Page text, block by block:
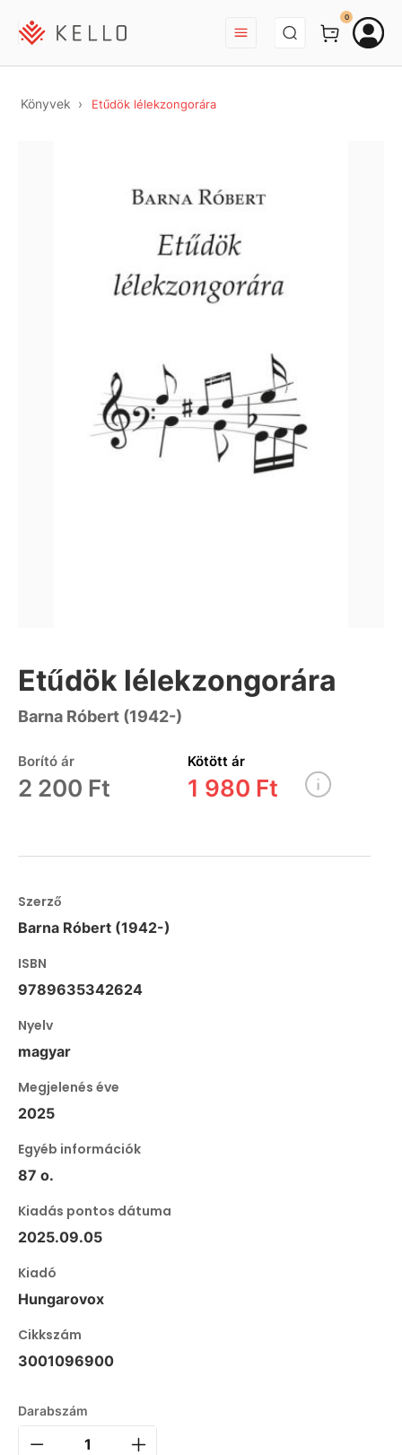
BEJELENTKEZÉS
0
Könyvek Etűdök lélekzongorára
Etűdök lélekzongorára
Barna Róbert (1942-)
Borító ár
2 200 Ft
Kötött ár
1 980 Ft
Szerző
Barna Róbert (1942-)
ISBN
9789635342624
Nyelv
magyar
Megjelenés éve
2025
Egyéb információk
87 o.
Kiadás pontos dátuma
2025.09.05
Kiadó
Hungarovox
Cikkszám
3001096900
Darabszám